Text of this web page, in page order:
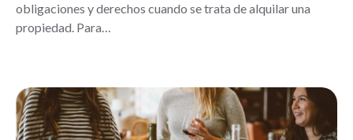
obligaciones y derechos cuando se trata de alquilar una
propiedad. Para…